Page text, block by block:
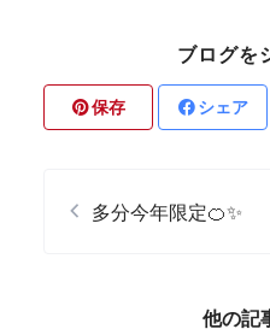
ブログを
保存 シェア
多分今年限定🍊✨
他の記